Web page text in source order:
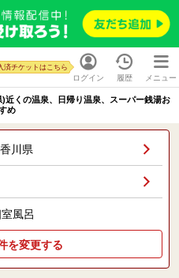
ログイン
済チケットはこちら
履歴 メニュー
近くの温泉、日帰り温泉、スーパー銭湯お
め
川県
風呂
を変更する